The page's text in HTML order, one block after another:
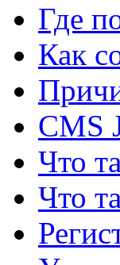
Где
Как
CMS
Что
Что